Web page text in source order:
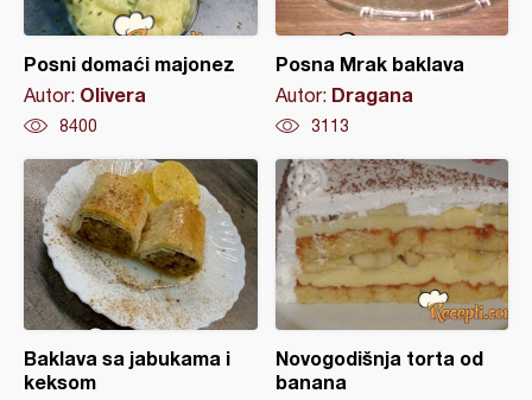
Posni domaći majonez
Autor: Olivera
8400
Posna Mrak baklava
Autor: Dragana
3113
Baklava sa jabukama i
keksom
Novogodišnja torta od
banana